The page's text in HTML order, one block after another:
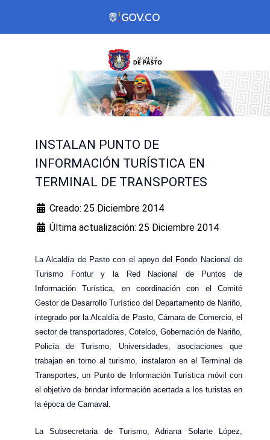
INSTALAN PUNTO DE
INFORMACIÓN TURÍSTICA EN
TERMINAL DE TRANSPORTES
Creado: 25 Diciembre 2014
Última actualización: 25 Diciembre 2014
La Alcaldía de Pasto con el apoyo del Fondo Nacional de
Turismo Fontur y la Red Nacional de Puntos de
Información Turística, en coordinación con el Comité
Gestor de Desarrollo Turístico del Departamento de Nariño,
integrado por la Alcaldía de Pasto, Cámara de Comercio, el
sector de transportadores, Cotelco, Gobernación de Nariño,
Policía de Turismo, Universidades, asociaciones que
trabajan en torno al turismo, instalaron en el Terminal de
Transportes, un Punto de Información Turística móvil con
el objetivo de brindar información acertada a los turistas en
la época de Carnaval.
La Subsecretaria de Turismo, Adriana Solarte López,